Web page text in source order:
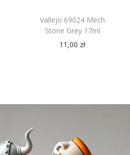
Vallejo 69024 Mech
Stone Grey 17ml
11,00 zł